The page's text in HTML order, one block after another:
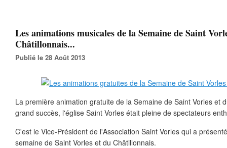
Les animations musicales de la Semaine de Saint
Châtillonnais...
Publié le 28 Août 2013
La première animation gratuite de la Semaine de Saint Vorles et
grand succès, l'église Saint Vorles était pleine de spectateurs
C'est le Vice-Président de l'Association Saint Vorles qui a
semaine de Saint Vorles et du Châtillonnais.